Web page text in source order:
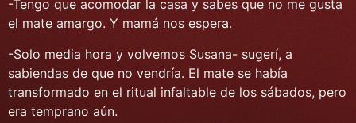
-Tengo que acomodar la casa y sabes que no me gusta
el mate amargo. Y mamá nos espera.
-Solo media hora y volvemos Susana- sugerí, a
sabiendas de que no vendría. El mate se había
transformado en el ritual infaltable de los sábados, pero
era temprano aún.